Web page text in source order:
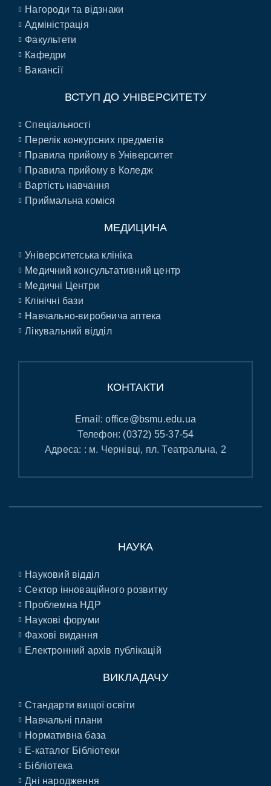
Нагороди та відзнаки
Адміністрація
Факультети
Кафедри
Вакансії
ВСТУП ДО УНІВЕРСИТЕТУ
Спеціальності
Перелік конкурсних предметів
Правила прийому в Університет
Правила прийому в Коледж
Вартість навчання
Приймальна коміся
МЕДИЦИНА
Університетська клініка
Медичний консультативний центр
Медичні Центри
Клінічні бази
Навчально-виробнича аптека
Лікувальний відділ
КОНТАКТИ
Email:office@bsmu.edu.ua
Телефон: (0372) 55-37-54
Адреса: : м. Чернівці, пл. Театральна, 2
НАУКА
Науковий відділ
Сектор інноваційного розвитку
Проблемна НДР
Наукові форуми
Фахові видання
Електронний архів публікацій
ВИКЛАДАЧУ
Стандарти вищої освіти
Навчальні плани
Нормативна база
E-каталог Бібліотеки
Бібліотека
Дні народження